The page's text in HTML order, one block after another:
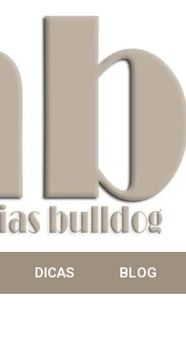
DICAS BLOG